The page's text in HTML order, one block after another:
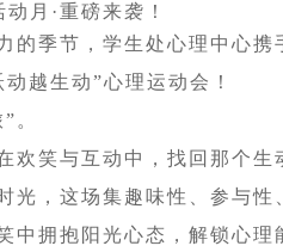
月·重磅来袭！
的季节，学生处心理中心携
越生动”心理运动会！
。
欢笑与互动中，找回那个生
光，这场集趣味性、参与性
中拥抱阳光心态，解锁心理